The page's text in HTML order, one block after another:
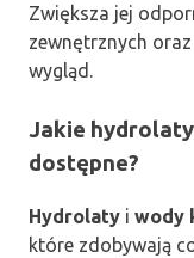
Zwiększa jej
zewnętrznych
wygląd.
Jakie
dostępne?
Hydrolaty i wody
które zdobywają